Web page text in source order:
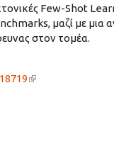
Few-Shot
μαζί με
στον τομέα.
(link is external)